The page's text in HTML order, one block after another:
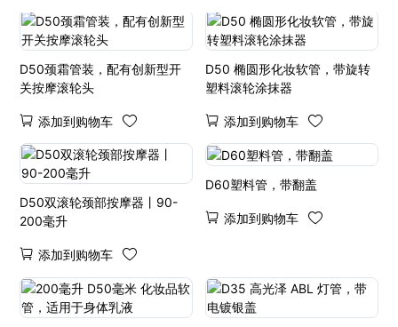
D50颈霜管装，配有创新型开
关按摩滚轮头
添加到购物车
D50 椭圆形化妆软管，带旋转
塑料滚轮涂抹器
添加到购物车
D50双滚轮颈部按摩器丨90-
200毫升
添加到购物车
D60塑料管，带翻盖
添加到购物车